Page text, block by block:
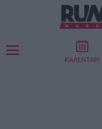
Menu ΚΑΛΕΝΤΑΡΙ